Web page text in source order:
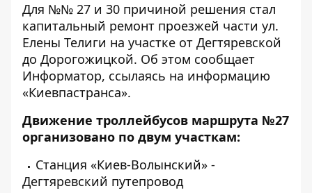
Для №№ 27 и 30 причиной решения стал
капитальный ремонт проезжей части ул.
Елены Телиги на участке от Дегтяревской
до Дорогожицкой. Об этом сообщает
Информатор, ссылаясь на информацию
«Киевпастранса».
Движение троллейбусов маршрута №27
организовано по двум участкам:
Станция «Киев-Волынский» -
Дегтяревский путепровод